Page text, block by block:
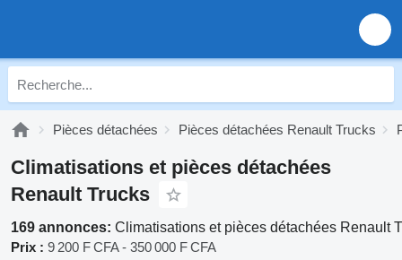
Pièces détachées Pièces détachées Renault Trucks
Climatisations et pièces détachées
Renault Trucks
169 annonces: Climatisations et pièces détachées Renault
Prix : 9 200 F CFA - 350 000 F CFA